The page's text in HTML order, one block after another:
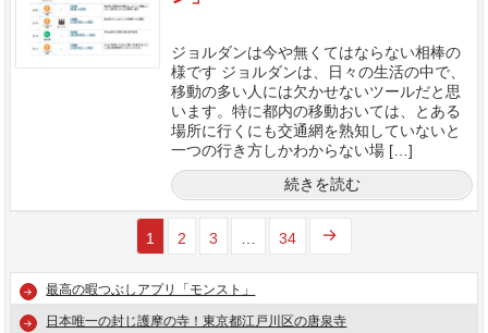
ジョルダンは今や無くてはならない相棒の
様です ジョルダンは、日々の生活の中で、
移動の多い人には欠かせないツールだと思
います。特に都内の移動おいては、とある
場所に行くにも交通網を熟知していないと
一つの行き方しかわからない場 […]
続きを読む
1 2 3 34
最高の暇つぶしアプリ「モンスト」
日本唯一の封じ護摩の寺！東京都江戸川区の唐泉寺